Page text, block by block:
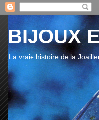
BIJOUX
La vraie histoire de la